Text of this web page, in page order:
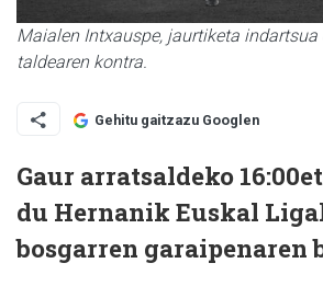
Maialen Intxauspe, jaurtiketa indartsua
taldearen kontra.
Gehitu gaitzazu Googlen
Gaur arratsaldeko
du Hernanik Euskal
bosgarren garaipenaren